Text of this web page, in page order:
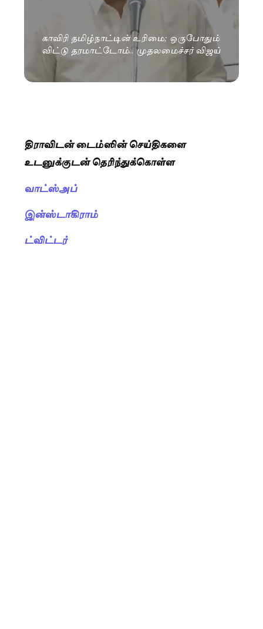
காவிரி தமிழ்நாட்டின் உரிமை; ஒருபோதும்
விட்டு தரமாட்டோம்.. முதலமைச்சர் விஜய்
திராவிடன் டைம்ஸின் செய்திகளை
உடனுக்குடன் தெரிந்துக்கொள்ள
வாட்ஸ்அப்
இன்ஸ்டாகிராம்
ட்விட்டர்